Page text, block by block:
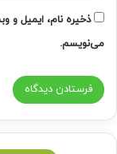
ذخیره نام، ایمیل و
می‌نویسم.